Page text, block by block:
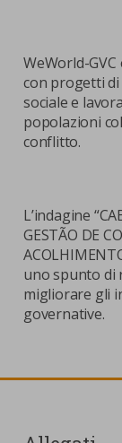
WeWorld-
con progetti di
sociale e
popolazioni
conflitto.
L’indagine
GESTÃO DE
uno spunto di
migliorare gli
governative.